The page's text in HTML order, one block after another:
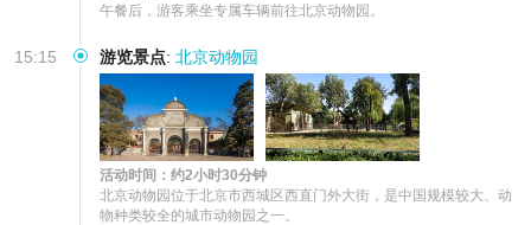
午餐后，游客乘坐专属车辆前往北京动物园。
15:15 游览景点: 北京动物园
活动时间：约2小时30分钟
北京动物园位于北京市西城区西直门外大街，是中国规模较大、动
物种类较全的城市动物园之一。